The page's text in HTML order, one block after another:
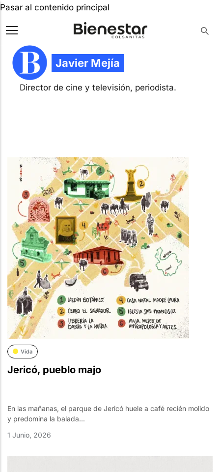
Pasar al contenido principal
Javier Mejía
Director de cine y televisión, periodista.
Vida
Jericó, pueblo majo
En las mañanas, el parque de Jericó huele a café recién molido
y predomina la balada...
1 Junio, 2026